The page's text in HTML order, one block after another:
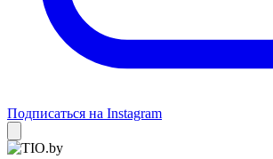
Подписаться на Instagram